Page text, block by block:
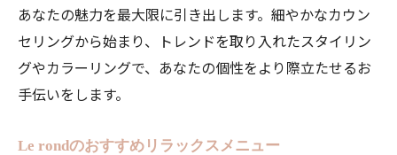
あなたの魅力を最大限に引き出します。細やかなカウン
セリングから始まり、トレンドを取り入れたスタイリン
グやカラーリングで、あなたの個性をより際立たせるお
手伝いをします。
Le rondのおすすめリラックスメニュー